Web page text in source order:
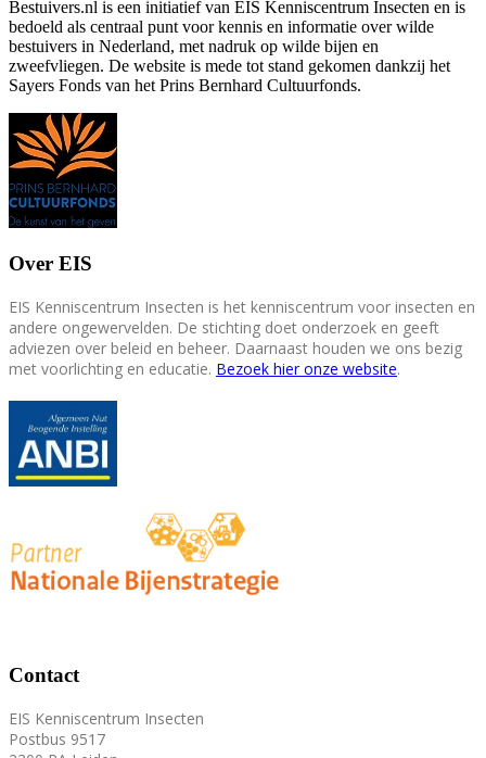
Bestuivers.nl is een initiatief van EIS Kenniscentrum Insecten en is
bedoeld als centraal punt voor kennis en informatie over wilde
bestuivers in Nederland, met nadruk op wilde bijen en
zweefvliegen. De website is mede tot stand gekomen dankzij het
Sayers Fonds van het Prins Bernhard Cultuurfonds.
Over EIS
EIS Kenniscentrum Insecten is het kenniscentrum voor insecten en
andere ongewervelden. De stichting doet onderzoek en geeft
adviezen over beleid en beheer. Daarnaast houden we ons bezig
met voorlichting en educatie. Bezoek hier onze website.
Contact
EIS Kenniscentrum Insecten
Postbus 9517